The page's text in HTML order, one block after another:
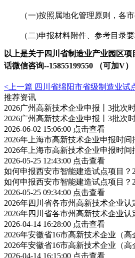
（一)按照属地化管理原则，各
（二)申报材料附件、参考目录
以上是关于四川省制造业产业园区项
话微信咨询--15855199550 （可加V）
<上一篇 四川省绵阳市省级制造业试
推荐资讯
2026广州高新技术企业申报丨3批次
2026广州高新技术企业申报丨3批次
2026-06-02 15:06:00 点击查看
2026年上海市高新技术企业申报时
2026年上海市高新技术企业申报时
2026-05-25 12:43:00 点击查看
如何申报西安市智能建造试点项目
如何申报西安市智能建造试点项目
2026-05-25 09:34:00 点击查看
2026年四川省各市州高新技术企业
2026年四川省各市州高新技术企业
2026-04-14 16:28:00 点击查看
2026年安徽省16市高新技术企业（
2026年安徽省16市高新技术企业（
2026-04-14 16:15:00 点击查看